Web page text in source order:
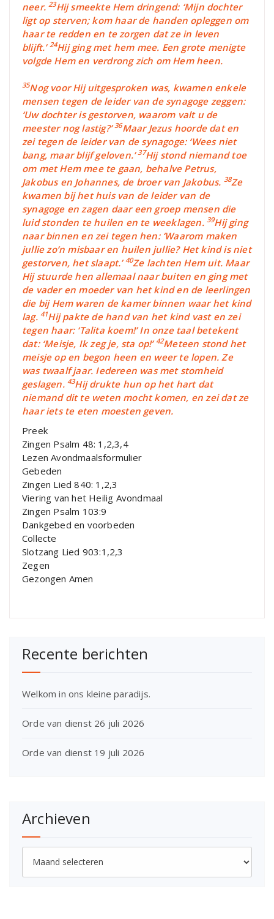
neer.23Hij smeekte Hem dringend: ‘Mijn dochter
ligt op sterven; kom haar de handen opleggen om
haar te redden en te zorgen dat ze in leven
blijft.’24Hij ging met hem mee. Een grote menigte
volgde Hem en verdrong zich om Hem heen.
35Nog voor Hij uitgesproken was, kwamen enkele
mensen tegen de leider van de synagoge zeggen:
‘Uw dochter is gestorven, waarom valt u de
meester nog lastig?’36Maar Jezus hoorde dat en
zei tegen de leider van de synagoge: ‘Wees niet
bang, maar blijf geloven.’37Hij stond niemand toe
om met Hem mee te gaan, behalve Petrus,
Jakobus en Johannes, de broer van Jakobus. 38Ze
kwamen bij het huis van de leider van de
synagoge en zagen daar een groep mensen die
luid stonden te huilen en te weeklagen. 39Hij ging
naar binnen en zei tegen hen: ‘Waarom maken
jullie zo’n misbaar en huilen jullie? Het kind is niet
gestorven, het slaapt.’40Ze lachten Hem uit. Maar
Hij stuurde hen allemaal naar buiten en ging met
de vader en moeder van het kind en de leerlingen
die bij Hem waren de kamer binnen waar het kind
lag. 41Hij pakte de hand van het kind vast en zei
tegen haar: ‘Talita koem!’ In onze taal betekent
dat: ‘Meisje, Ik zeg je, sta op!’42Meteen stond het
meisje op en begon heen en weer te lopen. Ze
was twaalf jaar. Iedereen was met stomheid
geslagen. 43Hij drukte hun op het hart dat
niemand dit te weten mocht komen, en zei dat ze
haar iets te eten moesten geven.
Preek
Zingen Psalm 48: 1,2,3,4
Lezen Avondmaalsformulier
Gebeden
Zingen Lied 840: 1,2,3
Viering van het Heilig Avondmaal
Zingen Psalm 103:9
Dankgebed en voorbeden
Collecte
Slotzang Lied 903:1,2,3
Zegen
Gezongen Amen
Recente berichten
Welkom in ons kleine paradijs.
Orde van dienst 26 juli 2026
Orde van dienst 19 juli 2026
Archieven
Archieven